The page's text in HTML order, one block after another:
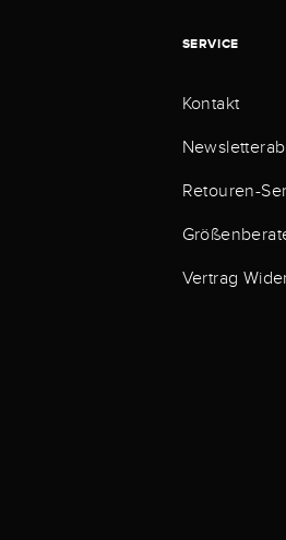
SERVICE
Kontakt
Retouren-
Vertrag